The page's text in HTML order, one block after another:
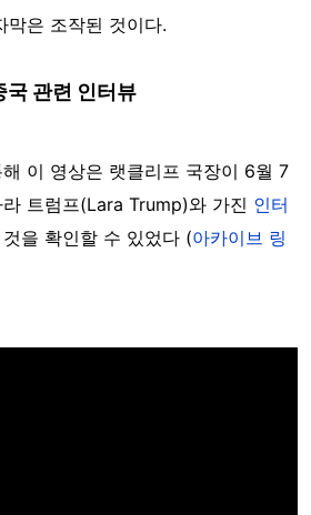
막은 조작된 것이다.
국 관련 인터뷰
이 영상은 랫클리프 국장이 6월 7
트럼프(Lara Trump)와 가진 인터
을 확인할 수 있었다 (아카이브 링